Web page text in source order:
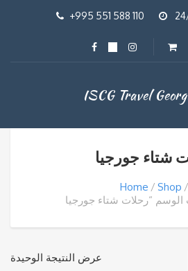
+995 551 588 110
ISCG Travel
شتاء جورجيا
Home
Shop
عرض النتيجة الوحيدة